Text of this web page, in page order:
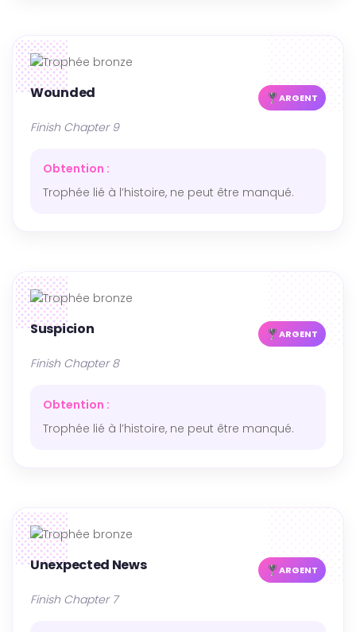
Wounded ARGENT
Finish Chapter 9
Obtention :
Trophée lié à l’histoire, ne peut être manqué.
Suspicion ARGENT
Finish Chapter 8
Obtention :
Trophée lié à l’histoire, ne peut être manqué.
Unexpected News ARGENT
Finish Chapter 7